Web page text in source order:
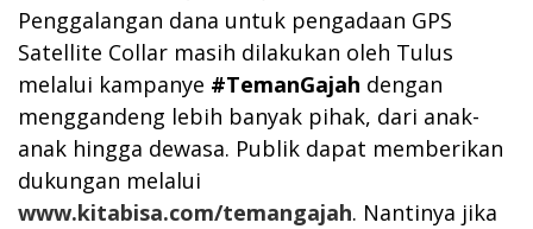
Penggalangan dana untuk pengadaan GPS
Satellite Collar masih dilakukan oleh Tulus
melalui kampanye #TemanGajah dengan
menggandeng lebih banyak pihak, dari anak-
anak hingga dewasa. Publik dapat memberikan
dukungan melalui
www.kitabisa.com/temangajah. Nantinya jika